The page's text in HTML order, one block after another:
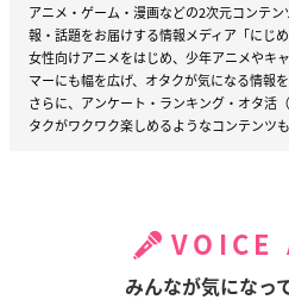
アニメ・ゲーム・漫画などの2次元コンテ
報・話題をお届けする情報メディア「にじめ
女性向けアニメをはじめ、少年アニメやキ
マーにも幅を広げ、オタクが気になる情報
さらに、アンケート・ランキング・オタ活
タクがワクワク楽しめるようなコンテンツ
VOICE
みんなが気になっ